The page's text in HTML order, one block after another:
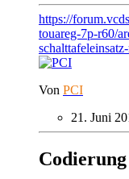
https://
touareg-7p-r60/
Von PCI
21. Juni
Codierung